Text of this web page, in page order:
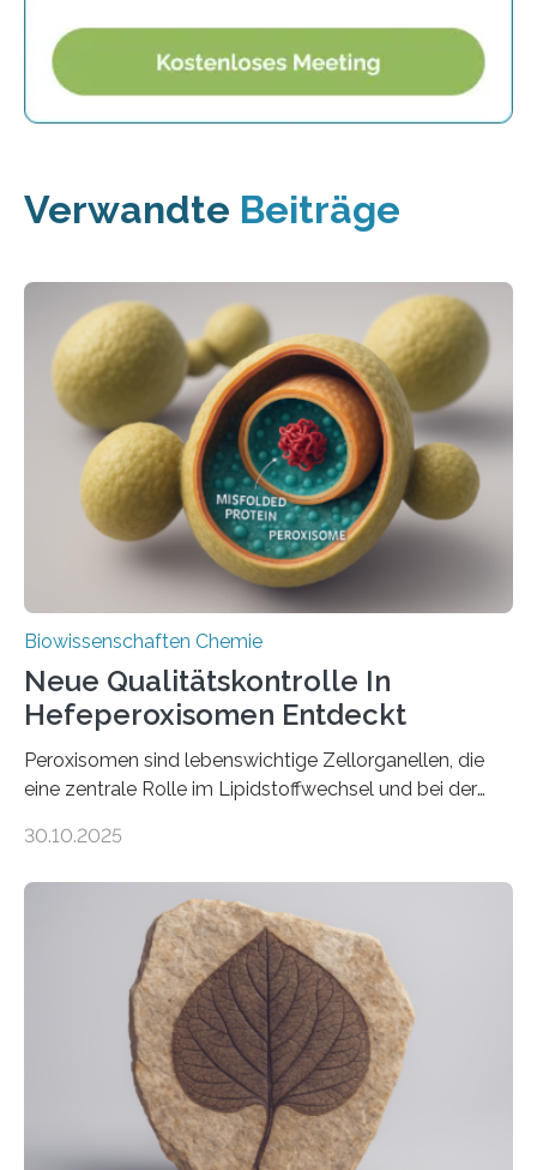
Verwandte Beiträge
Biowissenschaften Chemie
Neue Qualitätskontrolle In
Hefeperoxisomen Entdeckt
Peroxisomen sind lebenswichtige Zellorganellen, die
eine zentrale Rolle im Lipidstoffwechsel und bei der
erfüllen können, müssen zahlreiche Enzyme präzise in
der Ruhr-Universität Bochum um Prof. Dr. Ralf Erdmann
und Dr. Ismaila Francis Yusuf hat nun einen bislang
unbekannten Qualitätskontrollmechanismus des
peroxisomalen Proteintransports in der Bäckerhefe
Saccharomyces cerevisiae entdeckt, der für die
Funktionsfähigkeit der Organellen entscheidend ist. Die
Studie wurde am 28. Oktober 2025 in der
Fachzeitschrift…
30.10.2025